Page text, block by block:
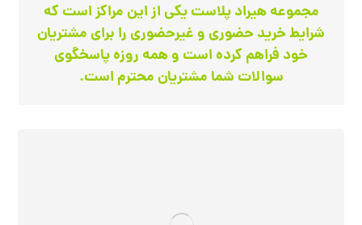
مجموعه هیراد پلاست یکی از این مراکز است که
شرایط خرید حضوری و غیرحضوری را برای مشتریان
خود فراهم کرده است و همه روزه پاسخگوی
سوالات شما مشتریان محترم است.